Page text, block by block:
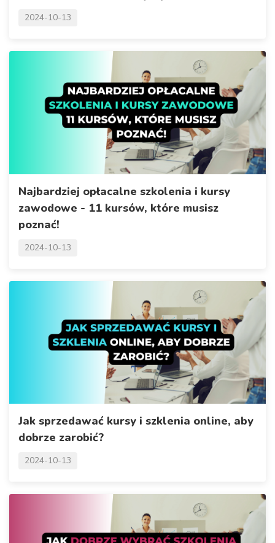
2024-10-13
Najbardziej opłacalne szkolenia i kursy
zawodowe - 11 kursów, które musisz
poznać!
2024-10-13
Jak sprzedawać kursy i szklenia online, aby
dobrze zarobić?
2024-10-13